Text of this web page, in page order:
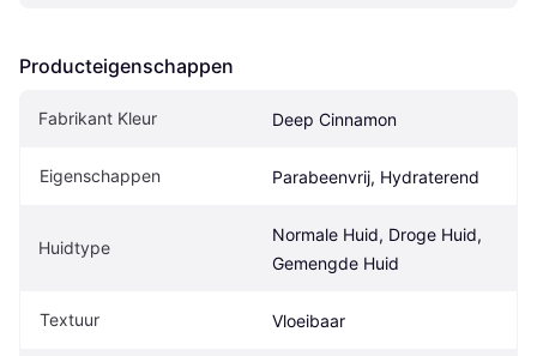
Producteigenschappen
Fabrikant Kleur Deep Cinnamon
Eigenschappen Parabeenvrij, Hydraterend
Huidtype
Normale Huid, Droge Huid,
Gemengde Huid
Textuur Vloeibaar